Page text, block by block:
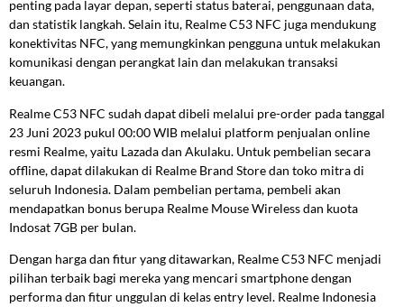
penting pada layar depan, seperti status baterai, penggunaan data,
dan statistik langkah. Selain itu, Realme C53 NFC juga mendukung
konektivitas NFC, yang memungkinkan pengguna untuk melakukan
komunikasi dengan perangkat lain dan melakukan transaksi
keuangan.
Realme C53 NFC sudah dapat dibeli melalui pre-order pada tanggal
23 Juni 2023 pukul 00:00 WIB melalui platform penjualan online
resmi Realme, yaitu Lazada dan Akulaku. Untuk pembelian secara
offline, dapat dilakukan di Realme Brand Store dan toko mitra di
seluruh Indonesia. Dalam pembelian pertama, pembeli akan
mendapatkan bonus berupa Realme Mouse Wireless dan kuota
Indosat 7GB per bulan.
Dengan harga dan fitur yang ditawarkan, Realme C53 NFC menjadi
pilihan terbaik bagi mereka yang mencari smartphone dengan
performa dan fitur unggulan di kelas entry level. Realme Indonesia